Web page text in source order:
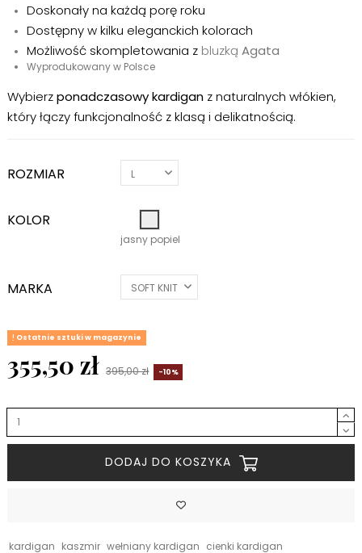
Doskonały na każdą porę roku
Dostępny w kilku eleganckich kolorach
Możliwość skompletowania z bluzką Agata
Wyprodukowany w Polsce
Wybierzponadczasowy kardigan z naturalnych włókien,
który łączy funkcjonalność z klasą i delikatnością.
ROZMIAR
KOLOR
jasny popiel
MARKA
Ostatnie sztuki w magazynie
355,50 zł 395,00 zł -10%
DODAJ DO KOSZYKA
kardigan kaszmir wełniany kardigan cienki kardigan